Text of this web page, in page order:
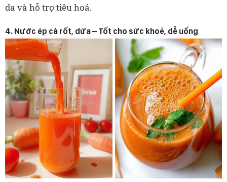
da và hỗ trợ tiêu hoá.
4. Nước ép cà rốt, dứa – Tốt cho sức khoẻ, dễ uống